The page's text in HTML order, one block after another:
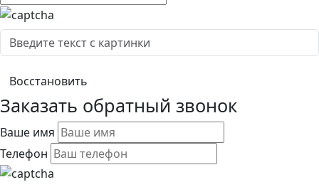
Заказать обратный звонок
Ваше имя
Телефон